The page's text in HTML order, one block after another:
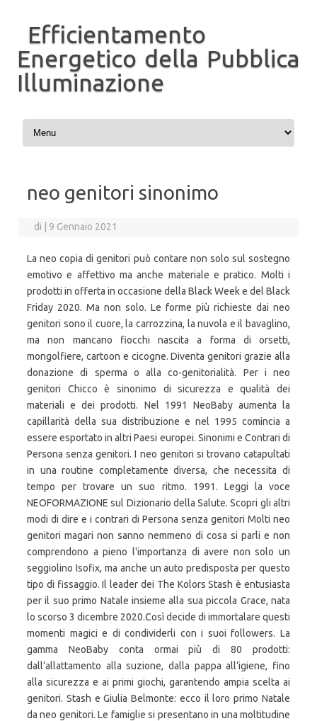
Efficientamento
Energetico della Pubblica
Illuminazione
Vai al contenuto
neo genitori sinonimo
di 9 Gennaio 2021
La neo copia di genitori può contare non solo sul sostegno
emotivo e affettivo ma anche materiale e pratico. Molti i
prodotti in offerta in occasione della Black Week e del Black
Friday 2020. Ma non solo. Le forme più richieste dai neo
genitori sono il cuore, la carrozzina, la nuvola e il bavaglino,
ma non mancano fiocchi nascita a forma di orsetti,
mongolfiere, cartoon e cicogne. Diventa genitori grazie alla
donazione di sperma o alla co-genitorialità. Per i neo
genitori Chicco è sinonimo di sicurezza e qualità dei
materiali e dei prodotti. Nel 1991 NeoBaby aumenta la
capillarità della sua distribuzione e nel 1995 comincia a
essere esportato in altri Paesi europei. Sinonimi e Contrari di
Persona senza genitori. I neo genitori si trovano catapultati
in una routine completamente diversa, che necessita di
tempo per trovare un suo ritmo. 1991. Leggi la voce
NEOFORMAZIONE sul Dizionario della Salute. Scopri gli altri
modi di dire e i contrari di Persona senza genitori Molti neo
genitori magari non sanno nemmeno di cosa si parli e non
comprendono a pieno l'importanza di avere non solo un
seggiolino Isofix, ma anche un auto predisposta per questo
tipo di fissaggio. Il leader dei The Kolors Stash è entusiasta
per il suo primo Natale insieme alla sua piccola Grace, nata
lo scorso 3 dicembre 2020.Così decide di immortalare questi
momenti magici e di condividerli con i suoi followers. La
gamma NeoBaby conta ormai più di 80 prodotti:
dall’allattamento alla suzione, dalla pappa all’igiene, fino
alla sicurezza e ai primi giochi, garantendo ampia scelta ai
genitori. Stash e Giulia Belmonte: ecco il loro primo Natale
da neo genitori. Le famiglie si presentano in una moltitudine